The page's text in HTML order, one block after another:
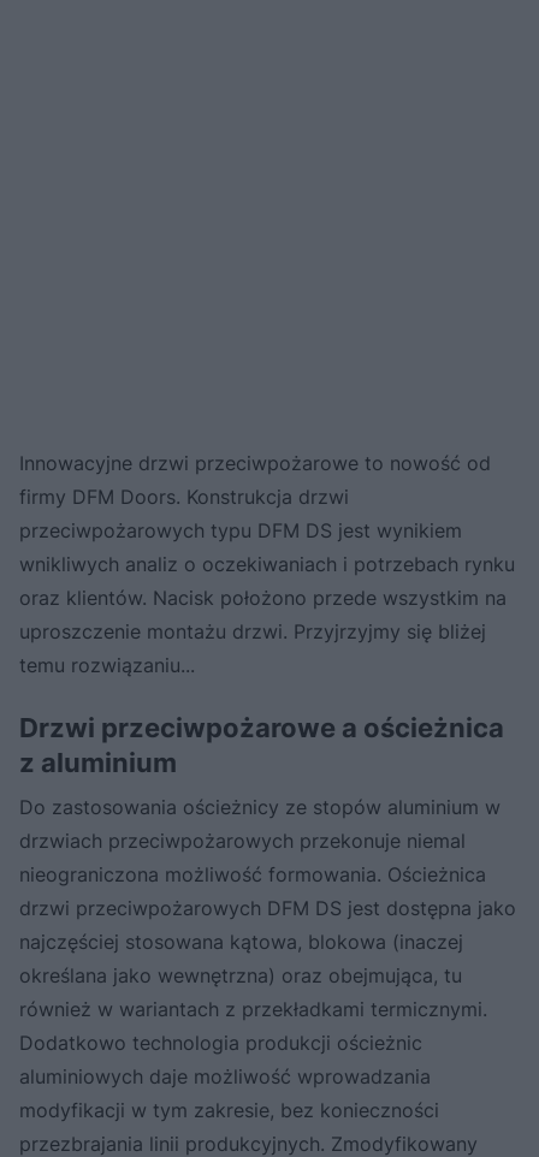
Innowacyjne drzwi przeciwpożarowe to nowość od
firmy DFM Doors. Konstrukcja drzwi
przeciwpożarowych typu DFM DS jest wynikiem
wnikliwych analiz o oczekiwaniach i potrzebach rynku
oraz klientów. Nacisk położono przede wszystkim na
uproszczenie montażu drzwi. Przyjrzyjmy się bliżej
temu rozwiązaniu...
Drzwi przeciwpożarowe a ościeżnica
z aluminium
Do zastosowania ościeżnicy ze stopów aluminium w
drzwiach przeciwpożarowych przekonuje niemal
nieograniczona możliwość formowania. Ościeżnica
drzwi przeciwpożarowych DFM DS jest dostępna jako
najczęściej stosowana kątowa, blokowa (inaczej
określana jako wewnętrzna) oraz obejmująca, tu
również w wariantach z przekładkami termicznymi.
Dodatkowo technologia produkcji ościeżnic
aluminiowych daje możliwość wprowadzania
modyfikacji w tym zakresie, bez konieczności
przezbrajania linii produkcyjnych. Zmodyfikowany